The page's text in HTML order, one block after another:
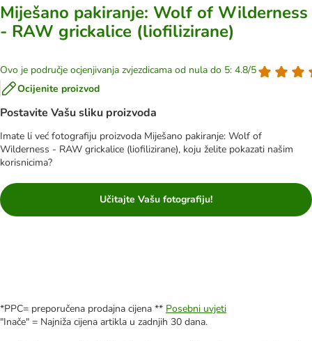
Miješano pakiranje: Wolf of Wilderness
- RAW grickalice (liofilizirane)
Ovo je područje ocjenjivanja zvjezdicama od nula do 5: 4.8/5
Ocijenite proizvod
Postavite Vašu sliku proizvoda
Imate li već fotografiju proizvoda Miješano pakiranje: Wolf of
Wilderness - RAW grickalice (liofilizirane), koju želite pokazati našim
korisnicima?
Učitajte Vašu fotografiju!
*PPC= preporučena prodajna cijena ** Posebni uvjeti
"Inače" = Najniža cijena artikla u zadnjih 30 dana.